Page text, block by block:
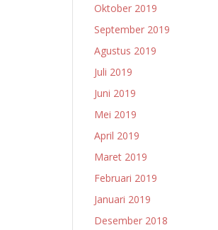
Oktober 2019
September 2019
Agustus 2019
Juli 2019
Juni 2019
Mei 2019
April 2019
Maret 2019
Februari 2019
Januari 2019
Desember 2018